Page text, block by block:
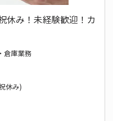
休み！未経験歓迎！カ
倉庫業務
休み)